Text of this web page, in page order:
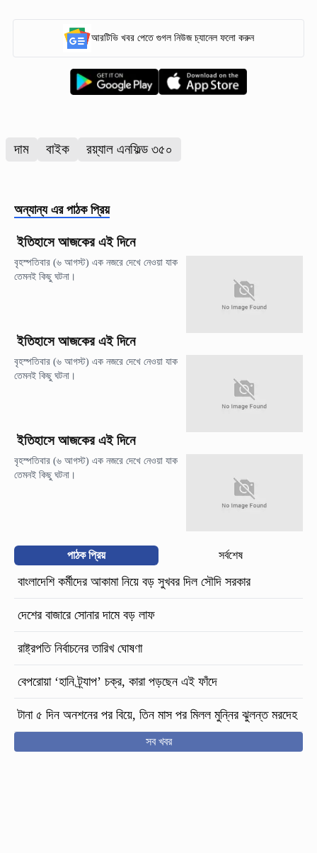
আরটিভি খবর পেতে গুগল নিউজ চ্যানেল ফলো করুন
দাম বাইক রয়্যাল এনফিল্ড ৩৫০
অন্যান্য এর পাঠক প্রিয়
ইতিহাসে আজকের এই দিনে
বৃহস্পতিবার (৬ আগস্ট) এক নজরে দেখে নেওয়া যাক
তেমনই কিছু ঘটনা।
ইতিহাসে আজকের এই দিনে
বৃহস্পতিবার (৬ আগস্ট) এক নজরে দেখে নেওয়া যাক
তেমনই কিছু ঘটনা।
ইতিহাসে আজকের এই দিনে
বৃহস্পতিবার (৬ আগস্ট) এক নজরে দেখে নেওয়া যাক
তেমনই কিছু ঘটনা।
পাঠক প্রিয় সর্বশেষ
বাংলাদেশি কর্মীদের আকামা নিয়ে বড় সুখবর দিল সৌদি সরকার
দেশের বাজারে সোনার দামে বড় লাফ
রাষ্ট্রপতি নির্বাচনের তারিখ ঘোষণা
বেপরোয়া ‘হানি ট্র্যাপ’ চক্র, কারা পড়ছেন এই ফাঁদে
টানা ৫ দিন অনশনের পর বিয়ে, তিন মাস পর মিলল মুন্নির ঝুলন্ত মরদেহ
সব খবর